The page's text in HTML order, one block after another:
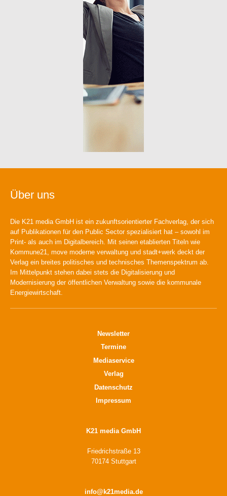
Über uns
Die K21 media GmbH ist ein zukunftsorientierter Fachverlag, der sich
auf Publikationen für den Public Sector spezialisiert hat – sowohl im
Print- als auch im Digitalbereich. Mit seinen etablierten Titeln wie
Kommune21, move moderne verwaltung und stadt+werk deckt der
Verlag ein breites politisches und technisches Themenspektrum ab.
Im Mittelpunkt stehen dabei stets die Digitalisierung und
Modernisierung der öffentlichen Verwaltung sowie die kommunale
Energiewirtschaft.
Newsletter
Termine
Mediaservice
Verlag
Datenschutz
Impressum
K21 media GmbH
Friedrichstraße 13
70174 Stuttgart
info@k21media.de